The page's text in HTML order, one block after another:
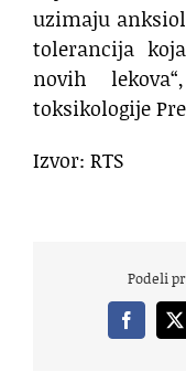
uzimaju
tolerancija
novih
toksikologije
Izvor: RTS
Podeli
Facebook
X